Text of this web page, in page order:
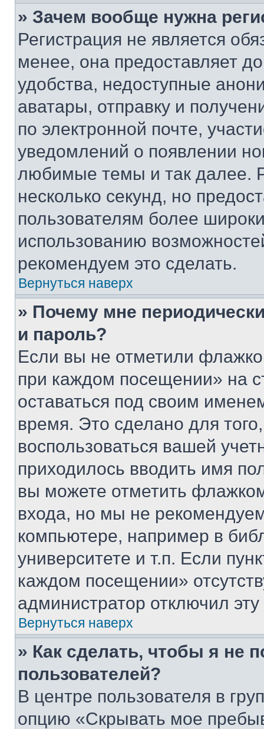
» Зачем вообще нужна
Регистрация не является
менее, она предоставляет
удобства, недоступные
аватары, отправку и
по электронной почте,
уведомлений о появлении
любимые темы и так далее.
несколько секунд, но
пользователям более
использованию
рекомендуем это сделать.
Вернуться наверх
» Почему мне
и пароль?
Если вы не отметили
при каждом посещении» на
оставаться под своим
время. Это сделано для
воспользоваться вашей
приходилось вводить имя
вы можете отметить
входа, но мы не
компьютере, например в
университете и т.п. Если
каждом посещении»
администратор отключил
Вернуться наверх
» Как сделать, чтобы я не
пользователей?
В центре пользователя в
опцию «Скрывать мое